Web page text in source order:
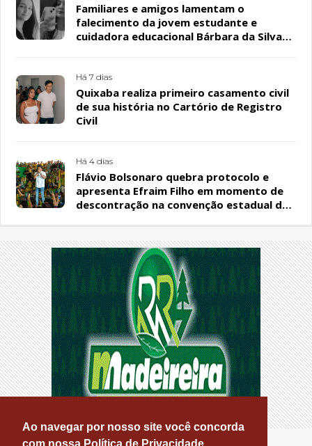
Ao navegar por nosso site você concorda
Familiares e amigos lamentam o
falecimento da jovem estudante e
cuidadora educacional Bárbara da Silva
Há 7 dias
Quixaba realiza primeiro casamento civil
de sua história no Cartório de Registro
Civil
Há 4 dias
Flávio Bolsonaro quebra protocolo e
apresenta Efraim Filho em momento de
descontração na convenção estadual do